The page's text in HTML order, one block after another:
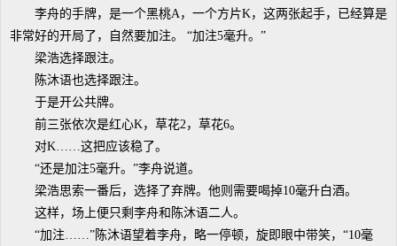
李舟的手牌，是一个黑桃A，一个方片K，这两张起手，已经算是
非常好的开局了，自然要加注。 “加注5毫升。”
梁浩选择跟注。
陈沐语也选择跟注。
于是开公共牌。
前三张依次是红心K，草花2，草花6。
对K……这把应该稳了。
“还是加注5毫升。”李舟说道。
梁浩思索一番后，选择了弃牌。他则需要喝掉10毫升白酒。
这样，场上便只剩李舟和陈沐语二人。
“加注……”陈沐语望着李舟，略一停顿，旋即眼中带笑，“10毫